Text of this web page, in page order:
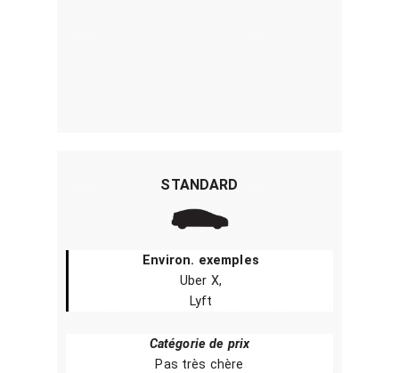
STANDARD
Environ. exemples
Uber X,
Lyft
Catégorie de prix
Pas très chère